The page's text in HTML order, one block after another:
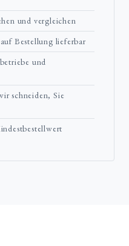
und vergleichen
Bestellung lieferbar
und
schneiden, Sie